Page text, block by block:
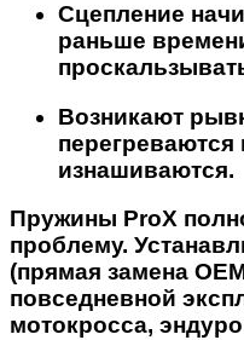
Сцепление
раньше
Возникают
перегреваются
изнашиваются.
Пружины ProX
проблему.
(прямая замена
повседневной
мотокросса,